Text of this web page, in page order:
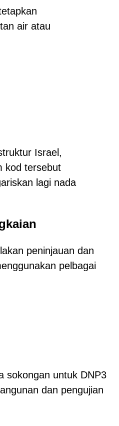
air atau
Israel,
kod tersebut
lagi nada
peninjauan dan
pelbagai
sokongan untuk DNP3
dan pengujian